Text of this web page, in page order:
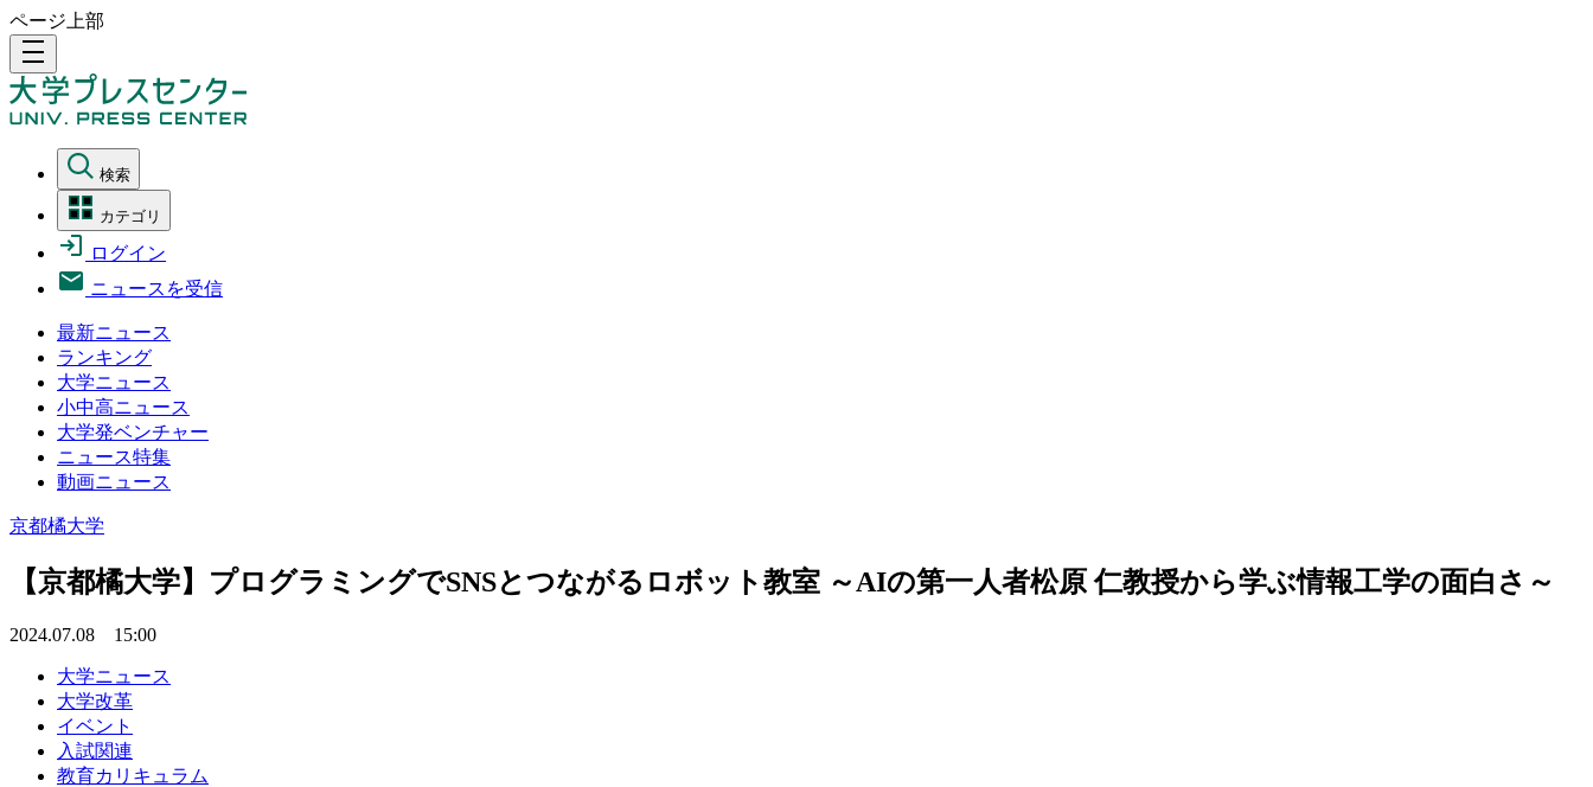
ページ上部
density_medium
検索
カテゴリ
ログイン
ニュースを受信
最新ニュース
ランキング
大学ニュース
小中高ニュース
大学発ベンチャー
ニュース特集
動画ニュース
京都橘大学
【京都橘大学】プログラミングでSNSとつながるロボット教室 ～AIの第一人者松原 仁教授から学ぶ情報工学の面白さ～
2024.07.08 15:00
大学ニュース
大学改革
イベント
入試関連
教育カリキュラム